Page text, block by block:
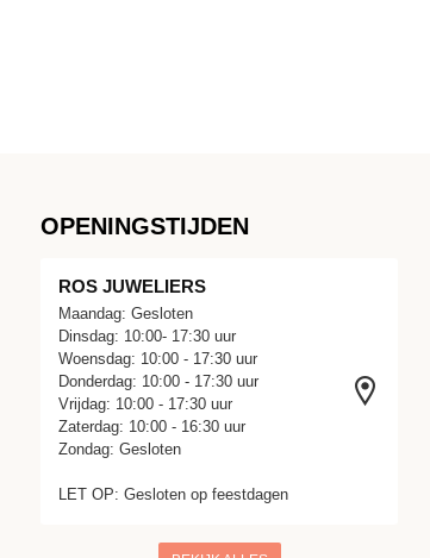
OPENINGSTIJDEN
ROS JUWELIERS
Maandag: Gesloten
Dinsdag: 10:00- 17:30 uur
Woensdag: 10:00 - 17:30 uur
Donderdag: 10:00 - 17:30 uur
Vrijdag: 10:00 - 17:30 uur
Zaterdag: 10:00 - 16:30 uur
Zondag: Gesloten
LET OP: Gesloten op feestdagen